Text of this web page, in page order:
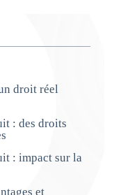
droit réel
: des droits
: impact sur la
et